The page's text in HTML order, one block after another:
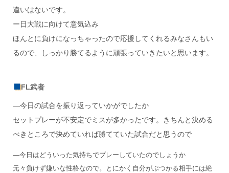
違いはないです。
ー日大戦に向けて意気込み
ほんとに負けになっちゃったので応援してくれるみなさんもい
るので、しっかり勝てるように頑張っていきたいと思います。
FL武者
―今日の試合を振り返っていかがでしたか
セットプレーが不安定でミスが多かったです。きちんと決める
べきところで決めていれば勝てていた試合だと思うので
―今日はどういった気持ちでプレーしていたのでしょうか
元々負けず嫌いな性格なので。とにかく自分がぶつかる相手には絶